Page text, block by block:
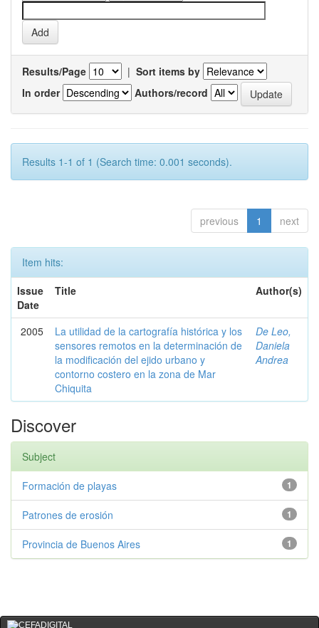
Results/Page | Sort items by
In order
Authors/record
Results 1-1 of 1 (Search time: 0.001 seconds).
previous 1 next
Item hits:
Issue
Date
Title Author(s)
2005
La utilidad de la cartografía histórica y los
sensores remotos en la determinación de
la modificación del ejido urbano y
contorno costero en la zona de Mar
Chiquita
De Leo,
Daniela
Andrea
Discover
Subject
1
Formación de playas
1
Patrones de erosión
1
Provincia de Buenos Aires